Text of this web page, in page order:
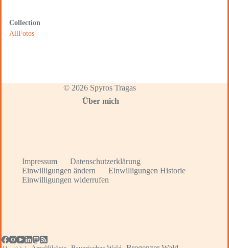
Collection
AllFotos
© 2026 Spyros Tragas
Über mich
Impressum
Datenschutzerklärung
Einwilligungen ändern
Einwilligungen Historie
Einwilligungen widerrufen